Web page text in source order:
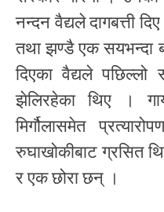
नन्दन वैद्यले दागबत्ती
तथा झण्डै एक सयभन्दा
दिएका वैद्यले पछिल्लो
झेलिरहेका थिए ।
मिर्गौलासमेत
रुघाखोकीबाट ग्रसित
र एक छोरा छन् ।